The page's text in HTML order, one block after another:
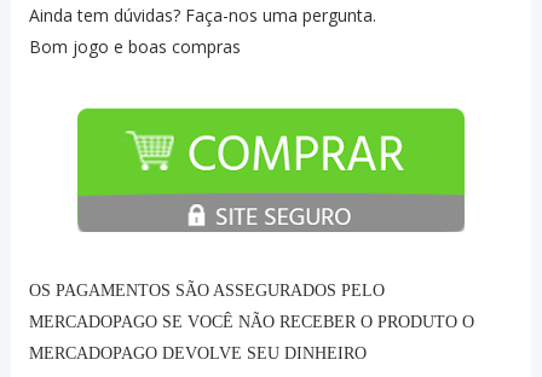
Ainda tem dúvidas? Faça-nos uma pergunta.
Bom jogo e boas compras
OS PAGAMENTOS SÃO ASSEGURADOS PELO
MERCADOPAGO SE VOCÊ NÃO RECEBER O PRODUTO O
MERCADOPAGO DEVOLVE SEU DINHEIRO